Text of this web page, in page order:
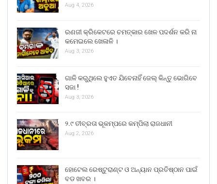
Aug 4, 2026
ରଣଜୀ କ୍ରିକେଟରେ ଚମତ୍କାର ଖେଳ ପଦର୍ଶନ କରି ନା
କମେଇଲେ ଖେଳାଳି ।
Aug 3, 2026
ଗାଳି କରୁଥିଲେ ହୁଏତ ଯିବେନାହିଁ ଜେଲ୍ କିନ୍ତୁ ଭୋଗିବେ
ସଜା !
Aug 3, 2026
୨.୯ ତୀବ୍ରତା ଭୂକମ୍ପରେ କମ୍ପିଲା ରାଜଧାନୀ
Aug 2, 2026
ହୋଟେଲ ରେଷ୍ଟୁରାଣ୍ଟ ଓ ଅନ୍ୟାନ ପ୍ରତିଷ୍ଠାନ ପାଇଁ
ବଡ ଖବର ।